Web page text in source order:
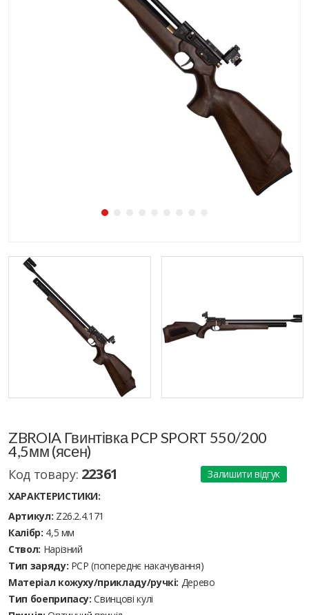
ZBROIA Гвинтівка PCP SPORT 550/200
4,5мм (ясен)
Код товару: 22361
Залишити відгук
ХАРАКТЕРИСТИКИ:
Артикул: Z26.2.4.171
Калібр: 4,5 мм
Ствол: Нарізний
Тип заряду: PCP (попереднє накачування)
Матеріал кожуху/прикладу/ручкі: Дерево
Тип боеприпасу: Cвинцові кулі